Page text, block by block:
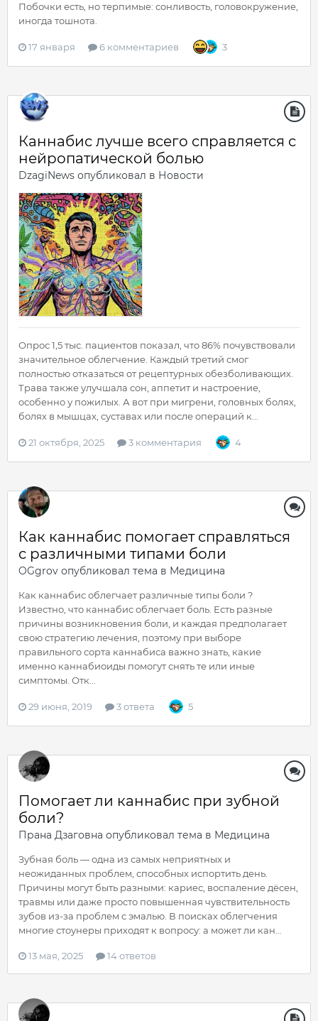
Побочки есть, но терпимые: сонливость, головокружение,
иногда тошнота.
17 января 6 комментариев 3
Каннабис лучше всего справляется с
нейропатической болью
DzagiNews опубликовал в Новости
Опрос 1,5 тыс. пациентов показал, что 86% почувствовали
значительное облегчение. Каждый третий смог
полностью отказаться от рецептурных обезболивающих.
Трава также улучшала сон, аппетит и настроение,
особенно у пожилых. А вот при мигрени, головных болях,
болях в мышцах, суставах или после операций к...
21 октября, 2025 3 комментария 4
Как каннабис помогает справляться
с различными типами боли
OGgrov опубликовал тема в Медицина
Как каннабис облегчает различные типы боли ?
Известно, что каннабис облегчает боль. Есть разные
причины возникновения боли, и каждая предполагает
свою стратегию лечения, поэтому при выборе
правильного сорта каннабиса важно знать, какие
именно каннабиоиды помогут снять те или иные
симптомы. Отк...
29 июня, 2019 3 ответа 5
Помогает ли каннабис при зубной
боли?
Прана Дзаговна опубликовал тема в Медицина
Зубная боль — одна из самых неприятных и
неожиданных проблем, способных испортить день.
Причины могут быть разными: кариес, воспаление дёсен,
травмы или даже просто повышенная чувствительность
зубов из-за проблем с эмалью. В поисках облегчения
многие стоунеры приходят к вопросу: а может ли кан...
13 мая, 2025 14 ответов